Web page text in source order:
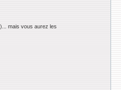
mais vous aurez les